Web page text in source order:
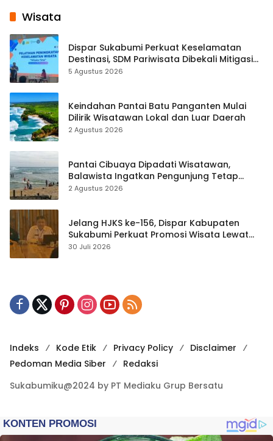
Wisata
Dispar Sukabumi Perkuat Keselamatan
Destinasi, SDM Pariwisata Dibekali Mitigasi
hingga Teknik Evakuasi
5 Agustus 2026
Keindahan Pantai Batu Panganten Mulai
Dilirik Wisatawan Lokal dan Luar Daerah
2 Agustus 2026
Pantai Cibuaya Dipadati Wisatawan,
Balawista Ingatkan Pengunjung Tetap
Waspada
2 Agustus 2026
Jelang HJKS ke-156, Dispar Kabupaten
Sukabumi Perkuat Promosi Wisata Lewat
Publikasi Digital
30 Juli 2026
Indeks Kode Etik Privacy Policy
Disclaimer
Pedoman Media Siber
Redaksi
Sukabumiku@2024 by PT Mediaku Grup Bersatu